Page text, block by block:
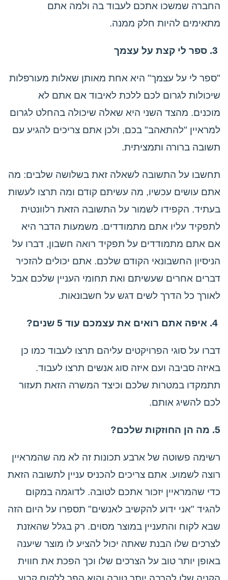
החברה שמשכו אתכם לעבוד בה ולמה אתם
מתאימים להיות חלק ממנה.
"ספר לי על עצמך" היא אחת מאותן שאלות מעורפלות
שיכולות לגרום לכם ללכת לאיבוד אם אתם לא
מוכנים. מהצד השני היא שאלה שיכולה בהחלט לגרום
למראיין "להתאהב" בכם, ולכן אתם צריכים להגיע עם
תשובה ברורה ותמציתית.
תחשבו על התשובה לשאלה זאת בשלושה שלבים: מה
אתם עושים עכשיו, מה עשיתם קודם ומה תרצו לעשות
בעתיד. הקפידו לשמור על התשובה הזאת רלוונטית
לתפקיד עליו אתם מתמודדים. משמעות הדבר היא
אם אתם מתמודדים על תפקיד רואה חשבון, דברו על
הניסיון החשבונאי הקודם שלכם. אתם יכולים להזכיר
דברים אחרים שעשיתם ואת תחומי העניין שלכם אבל
לאורך כל הדרך לשים דגש על חשבונאות.
דברו על סוגי הפרויקטים עליהם תרצו לעבוד כמו כן
באיזה סביבה ועם איזה סוג אנשים תרצו לעבוד.
תתמקדו במטרות שלכם וכיצד המשרה הזאת תעזור
לכם להשיג אותם.
5. מה הן החוזקות שלכם?
רשימה פשוטה של ארבע תכונות זה לא מה שהמראיין
רוצה לשמוע. אתם צריכים להכניס עניין לתשובה הזאת
כדי שהמראיין יזכור אתכם לטובה. לדוגמה במקום
להגיד "אני ידוע להקשיב לאנשים" תספרו על היום הזה
שבא לקוח והתעניין במוצר מסוים. רק בגלל שהאזנת
לצרכים שלו הבנת שאתה יכול להציע לו מוצר שיענה
באופן יותר טוב על הצרכים שלו וכך הפכת את חווית